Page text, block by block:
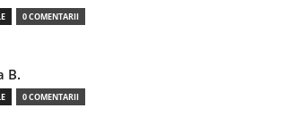
0 COMENTARII
B.
0 COMENTARII